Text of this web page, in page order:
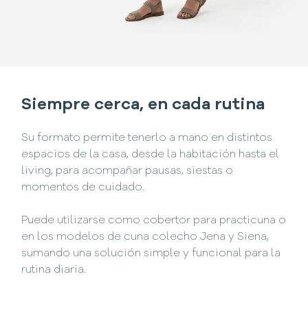
Siempre cerca, en cada rutina
Su formato permite tenerlo a mano en distintos
espacios de la casa, desde la habitación hasta el
living, para acompañar pausas, siestas o
momentos de cuidado.
Puede utilizarse como cobertor para practicuna o
en los modelos de cuna colecho Jena y Siena,
sumando una solución simple y funcional para la
rutina diaria.